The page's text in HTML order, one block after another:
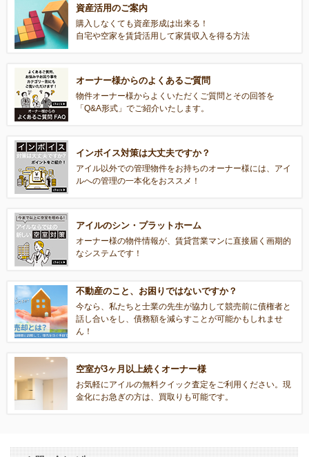
資産活用のご案内
購入しなくても資産形成は出来る！
自宅や空家を賃貸活用して家賃収入を得る方法
オーナー様からのよくあるご質問
物件オーナー様からよくいただくご質問とその回答を
「Q&A形式」でご紹介いたします。
インボイス対策は大丈夫ですか？
アイル以外での管理物件をお持ちのオーナー様には、アイ
ルへの管理の一本化をおススメ！
アイルのシン・プラットホーム
オーナー様の物件情報が、賃貸営業マンに直接届く画期的
なシステムです！
不動産のこと、お困りではないですか？
今なら、私たちと士業の先生が協力して競売前に債権者と
話し合いをし、債務額を減らすことが可能かもしれませ
ん！
空室が3ヶ月以上続くオーナー様
お気軽にアイルの無料クイック査定をご利用ください。現
金化にお急ぎの方は、買取りも可能です。